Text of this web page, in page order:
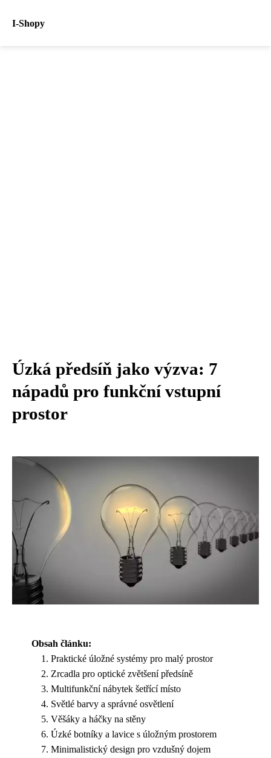
I-Shopy
Úzká předsíň jako výzva: 7
nápadů pro funkční vstupní
prostor
Obsah článku:
Praktické úložné systémy pro malý prostor
Zrcadla pro optické zvětšení předsíně
Multifunkční nábytek šetřící místo
Světlé barvy a správné osvětlení
Věšáky a háčky na stěny
Úzké botníky a lavice s úložným prostorem
Minimalistický design pro vzdušný dojem